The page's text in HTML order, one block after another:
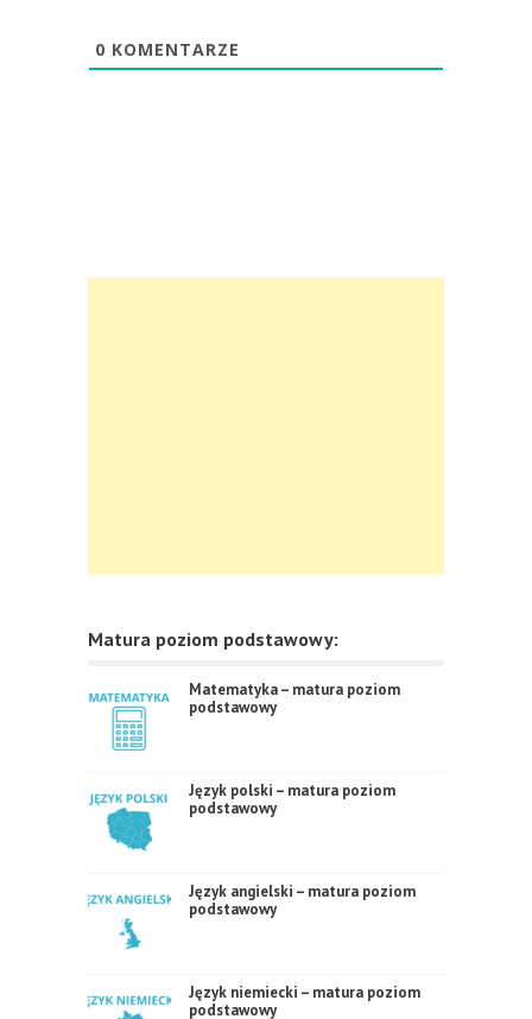
0 KOMENTARZE
Matura poziom podstawowy:
Matematyka – matura poziom
podstawowy
Język polski – matura poziom
podstawowy
Język angielski – matura poziom
podstawowy
Język niemiecki – matura poziom
podstawowy